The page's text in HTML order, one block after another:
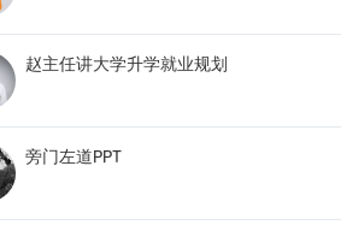
赵主任讲大学升学就业规划
旁门左道PPT